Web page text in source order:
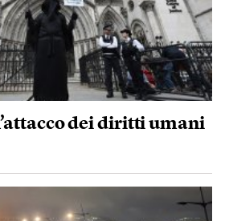
dei diritti umani